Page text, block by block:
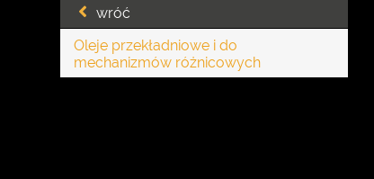
wróć
Oleje przekładniowe i do
mechanizmów różnicowych